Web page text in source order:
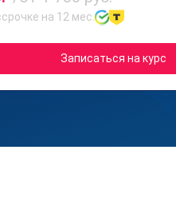
на 12 мес.
Записаться на курс